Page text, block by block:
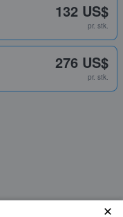
132 US$
pr. stk.
276 US$
pr. stk.